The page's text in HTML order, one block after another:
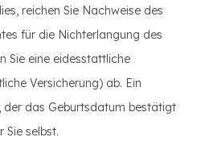
reichen Sie Nachweise des
für die Nichterlangung des
Sie eine eidesstattliche
Versicherung) ab. Ein
der das Geburtsdatum bestätigt
Sie selbst.